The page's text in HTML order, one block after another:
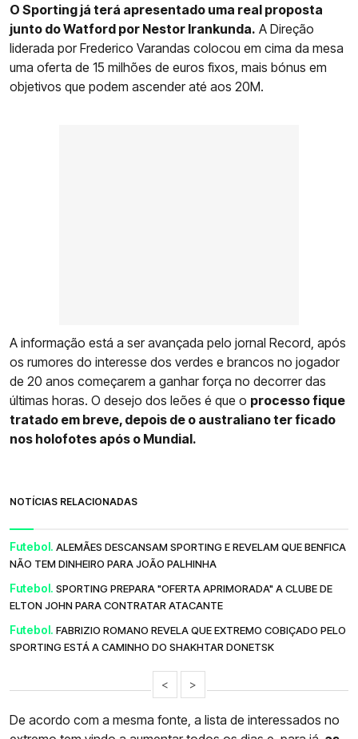
O Sporting já terá apresentado uma real proposta
junto do Watford por Nestor Irankunda. A Direção
liderada por Frederico Varandas colocou em cima da mesa
uma oferta de 15 milhões de euros fixos, mais bónus em
objetivos que podem ascender até aos 20M.
A informação está a ser avançada pelo jornal Record, após
os rumores do interesse dos verdes e brancos no jogador
de 20 anos começarem a ganhar força no decorrer das
últimas horas. O desejo dos leões é que o processo fique
tratado em breve, depois de o australiano ter ficado
nos holofotes após o Mundial.
NOTÍCIAS RELACIONADAS
Futebol. ALEMÃES DESCANSAM SPORTING E REVELAM QUE BENFICA
NÃO TEM DINHEIRO PARA JOÃO PALHINHA
Futebol. SPORTING PREPARA "OFERTA APRIMORADA" A CLUBE DE
ELTON JOHN PARA CONTRATAR ATACANTE
Futebol. FABRIZIO ROMANO REVELA QUE EXTREMO COBIÇADO PELO
SPORTING ESTÁ A CAMINHO DO SHAKHTAR DONETSK
< >
De acordo com a mesma fonte, a lista de interessados no